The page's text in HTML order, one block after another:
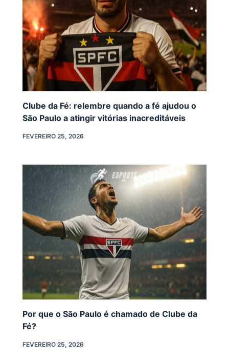
Clube da Fé: relembre quando a fé ajudou o
São Paulo a atingir vitórias inacreditáveis
FEVEREIRO 25, 2026
Por que o São Paulo é chamado de Clube da
Fé?
FEVEREIRO 25, 2026